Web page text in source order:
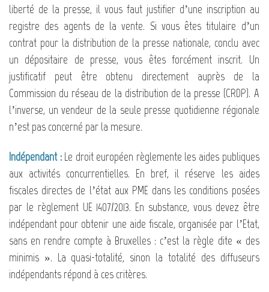
liberté de la presse, il vous faut justifier d’une inscription au
registre des agents de la vente. Si vous êtes titulaire d’un
contrat pour la distribution de la presse nationale, conclu avec
un dépositaire de presse, vous êtes forcément inscrit. Un
justificatif peut être obtenu directement auprès de la
Commission du réseau de la distribution de la presse (CRDP). A
l’inverse, un vendeur de la seule presse quotidienne régionale
n’est pas concerné par la mesure.
Indépendant : Le droit européen règlemente les aides publiques
aux activités concurrentielles. En bref, il réserve les aides
fiscales directes de l’état aux PME dans les conditions posées
par le règlement UE 1407/2013. En substance, vous devez être
indépendant pour obtenir une aide fiscale, organisée par l’Etat,
sans en rendre compte à Bruxelles : c’est la règle dite « des
minimis ». La quasi-totalité, sinon la totalité des diffuseurs
indépendants répond à ces critères.